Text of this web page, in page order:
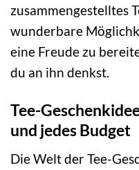
zusammengestelltes
wunderbare
eine Freude zu
du an ihn denkst.
Tee-
und jedes Budget
Die Welt der Tee-